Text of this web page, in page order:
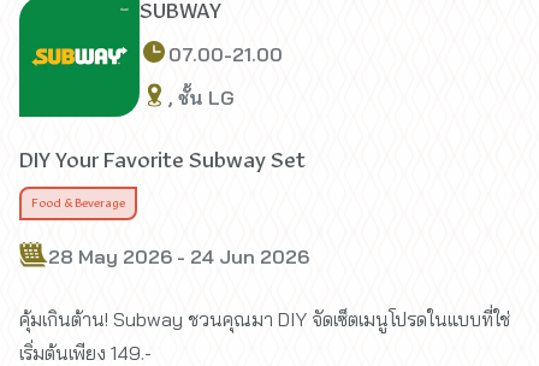
SUBWAY
07.00-21.00
, ชั้น LG
DIY Your Favorite Subway Set
Food & Beverage
28 May 2026 - 24 Jun 2026
คุ้มเกินต้าน! Subway ชวนคุณมา DIY จัดเซ็ตเมนูโปรดในแบบที่ใช่
เริ่มต้นเพียง 149.-